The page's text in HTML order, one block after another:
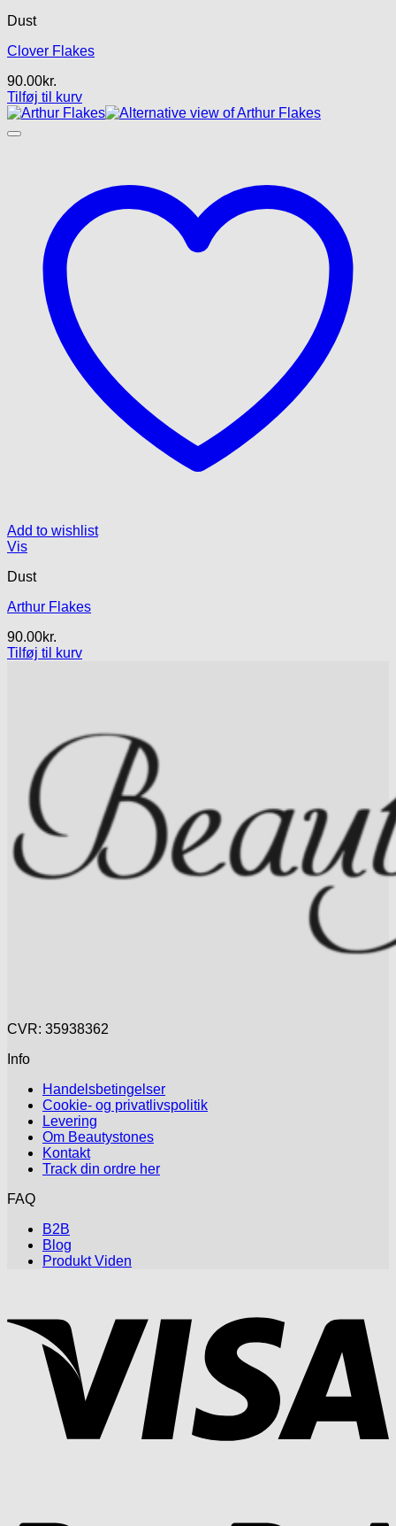
Dust
Clover Flakes
90.00kr.
Tilføj til kurv
Add to wishlist
Vis
Dust
Arthur Flakes
90.00kr.
Tilføj til kurv
CVR: 35938362
Info
Handelsbetingelser
Cookie- og privatlivspolitik
Levering
Om Beautystones
Kontakt
Track din ordre her
FAQ
B2B
Blog
Produkt Viden